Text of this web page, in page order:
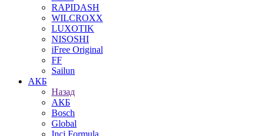
RAPIDASH
WILCROXX
LUXOTIK
NISOSHI
iFree Original
FF
Sailun
АКБ
Назад
АКБ
Bosch
Global
Inci Formula